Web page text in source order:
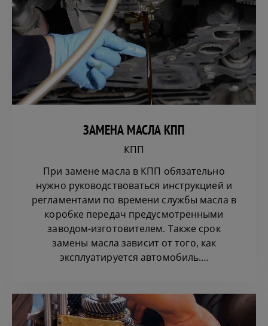
ЗАМЕНА МАСЛА КПП
КПП
При замене масла в КПП обязательно
нужно руководствоваться инструкцией и
регламентами по времени службы масла в
коробке передач предусмотренными
заводом-изготовителем. Также срок
замены масла зависит от того, как
эксплуатируется автомобиль.…